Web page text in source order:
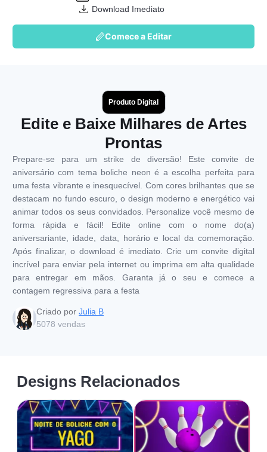
Download Imediato
Comece a Editar
Produto Digital
Edite e Baixe Milhares de Artes
Prontas
Prepare-se para um strike de diversão! Este convite de
aniversário com tema boliche neon é a escolha perfeita para
uma festa vibrante e inesquecível. Com cores brilhantes que se
destacam no fundo escuro, o design moderno e energético vai
animar todos os seus convidados. Personalize você mesmo de
forma rápida e fácil! Edite online com o nome do(a)
aniversariante, idade, data, horário e local da comemoração.
Após finalizar, o download é imediato. Crie um convite digital
incrível para enviar pela internet ou imprima em alta qualidade
para entregar em mãos. Garanta já o seu e comece a
contagem regressiva para a festa
Criado por Julia B
5078 vendas
Designs Relacionados